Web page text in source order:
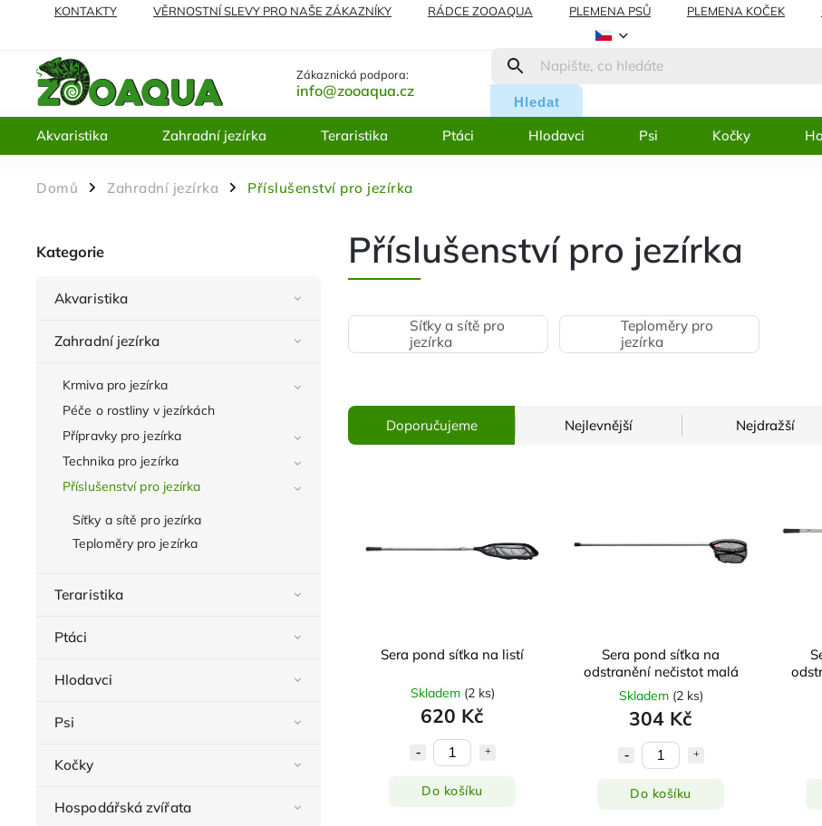
KONTAKTY VĚRNOSTNÍ SLEVY PRO NAŠE ZÁKAZNÍKY RÁDCE ZOOAQUA PLEMENA PSŮ PLEMENA KOČEK
Zákaznická podpora:
info@zooaqua.cz
Hledat
Akvaristika Zahradní jezírka Teraristika Ptáci Hlodavci Psi Kočky
Domů / Zahradní jezírka / Příslušenství pro jezírka
Kategorie
Akvaristika
Zahradní jezírka
Krmiva pro jezírka
Péče o rostliny v jezírkách
Přípravky pro jezírka
Technika pro jezírka
Příslušenství pro jezírka
Síťky a sítě pro jezírka
Teploměry pro jezírka
Teraristika
Ptáci
Hlodavci
Psi
Kočky
Hospodářská zvířata
Příslušenství pro jezírka
Síťky a sítě pro
jezírka
Teploměry pro
jezírka
Doporučujeme Nejlevnější Nejdražší
Sera pond síťka na listí
Skladem (2 ks)
620 Kč
Do košíku
Sera pond síťka na
odstranění nečistot malá
Skladem (2 ks)
304 Kč
Do košíku